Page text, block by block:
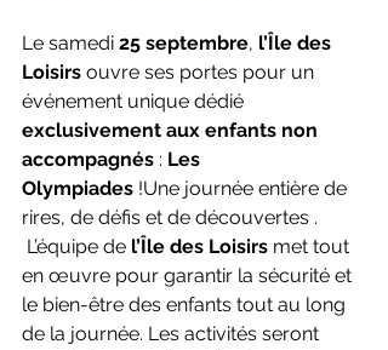
Le samedi 25 septembre, l’Île des
Loisirs ouvre ses portes pour un
événement unique dédié
exclusivement aux enfants non
accompagnés : Les
Olympiades !Une journée entière de
rires, de défis et de découvertes .
L’équipe de l’Île des Loisirs met tout
en œuvre pour garantir la sécurité et
le bien-être des enfants tout au long
de la journée. Les activités seront